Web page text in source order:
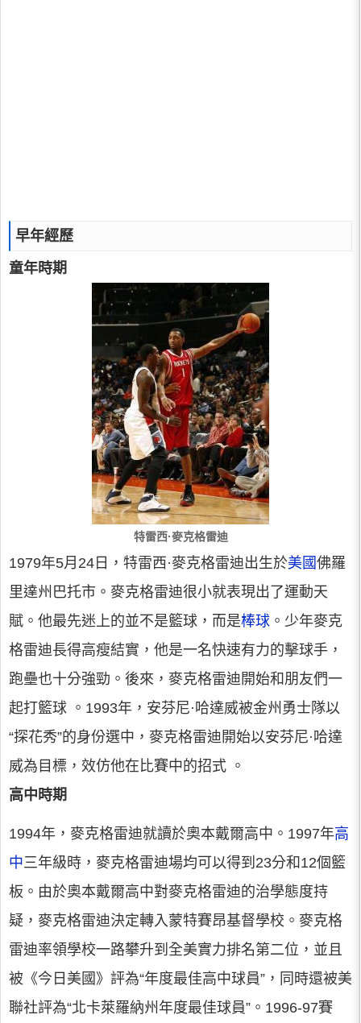
早年經歷
童年時期
特雷西·麥克格雷迪
1979年5月24日，特雷西·麥克格雷迪出生於美國佛羅
里達州巴托市。麥克格雷迪很小就表現出了運動天
賦。他最先迷上的並不是籃球，而是棒球 。少年麥克
格雷迪長得高瘦結實，他是一名快速有力的擊球手，
跑壘也十分強勁。後來，麥克格雷迪開始和朋友們一
起打籃球 。1993年，安芬尼·哈達威被金州勇士隊以
“探花秀”的身份選中，麥克格雷迪開始以安芬尼·哈達
威為目標，效仿他在比賽中的招式 。
高中時期
1994年，麥克格雷迪就讀於奧本戴爾高中。1997年高
中三年級時，麥克格雷迪場均可以得到23分和12個籃
板。由於奧本戴爾高中對麥克格雷迪的治學態度持
疑，麥克格雷迪決定轉入蒙特賽昂基督學校。麥克格
雷迪率領學校一路攀升到全美實力排名第二位，並且
被《今日美國》評為“年度最佳高中球員”，同時還被美
聯社評為“北卡萊羅納州年度最佳球員”。1996-97賽